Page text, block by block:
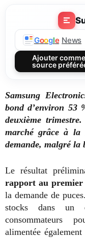
Google News
Ajouter comme
source
Samsung
bond d’environ 53
deuxième
marché grâce à la
demande, malgré la
Le résultat
rapport au
la demande de
stocks dans un
consommateurs
alimentée